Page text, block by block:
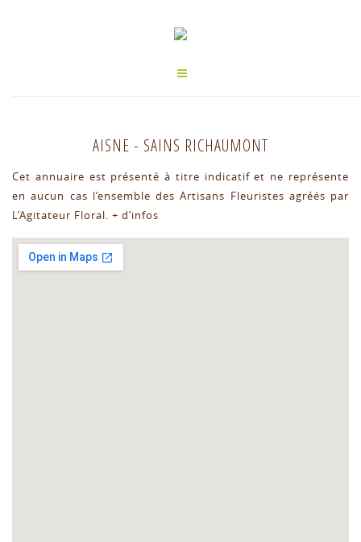
AISNE - SAINS RICHAUMONT
Cet annuaire est présenté à titre indicatif et ne représente
en aucun cas l’ensemble des Artisans Fleuristes agréés par
L’Agitateur Floral. + d’infos